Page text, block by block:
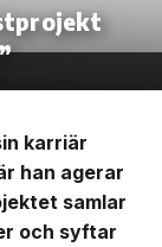
karriär
han agerar
samlar
och syftar